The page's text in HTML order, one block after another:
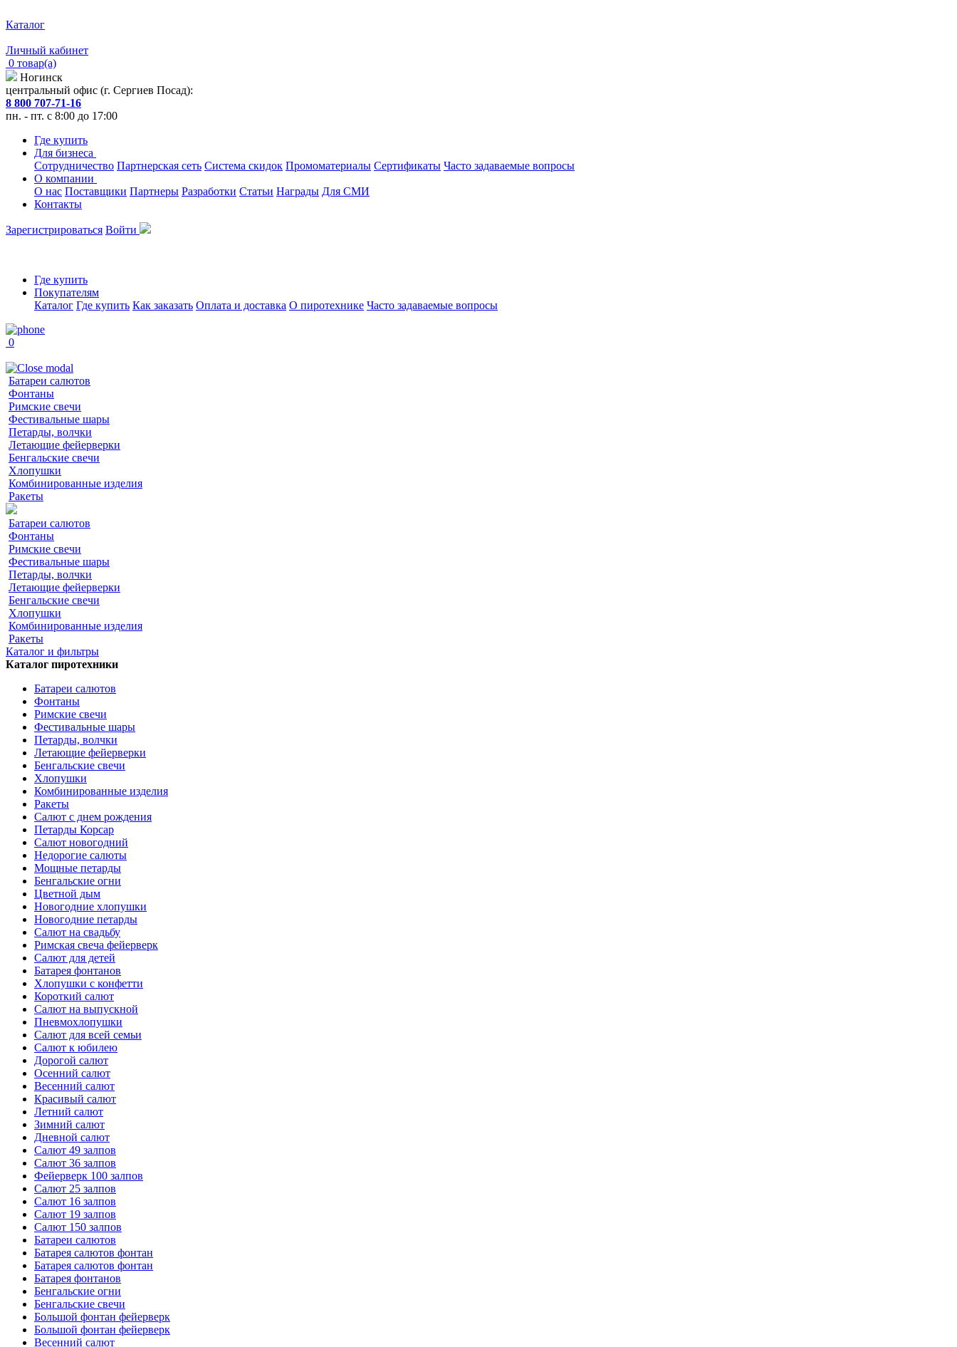
Каталог
Личный кабинет
0 товар(а)
Ногинск
центральный офис (г. Сергиев Посад):
8 800 707-71-16
пн. - пт. с 8:00 до 17:00
Где купить
Для бизнеса
Сотрудничество Партнерская сеть Система скидок Промоматериалы Сертификаты Часто задаваемые вопросы
О компании
О нас Поставщики Партнеры Разработки Статьи Награды Для СМИ
Контакты
Зарегистрироваться Войти
Где купить
Покупателям
Каталог Где купить Как заказать Оплата и доставка О пиротехнике Часто задаваемые вопросы
0
Батареи салютов
Фонтаны
Римские свечи
Фестивальные шары
Петарды, волчки
Летающие фейерверки
Бенгальские свечи
Хлопушки
Комбинированные изделия
Ракеты
Батареи салютов
Фонтаны
Римские свечи
Фестивальные шары
Петарды, волчки
Летающие фейерверки
Бенгальские свечи
Хлопушки
Комбинированные изделия
Ракеты
Каталог и фильтры
Каталог пиротехники
Батареи салютов
Фонтаны
Римские свечи
Фестивальные шары
Петарды, волчки
Летающие фейерверки
Бенгальские свечи
Хлопушки
Комбинированные изделия
Ракеты
Салют с днем рождения
Петарды Корсар
Салют новогодний
Недорогие салюты
Мощные петарды
Бенгальские огни
Цветной дым
Новогодние хлопушки
Новогодние петарды
Салют на свадьбу
Римская свеча фейерверк
Салют для детей
Батарея фонтанов
Хлопушки с конфетти
Короткий салют
Салют на выпускной
Пневмохлопушки
Салют для всей семьи
Салют к юбилею
Дорогой салют
Осенний салют
Весенний салют
Красивый салют
Летний салют
Зимний салют
Дневной салют
Салют 49 залпов
Салют 36 залпов
Фейерверк 100 залпов
Салют 25 залпов
Салют 16 залпов
Салют 19 залпов
Салют 150 залпов
Батареи салютов
Батарея салютов фонтан
Батарея салютов фонтан
Батарея фонтанов
Бенгальские огни
Бенгальские свечи
Большой фонтан фейерверк
Большой фонтан фейерверк
Весенний салют